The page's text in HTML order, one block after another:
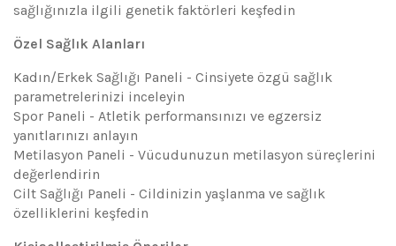
sağlığınızla ilgili genetik faktörleri keşfedin
Özel Sağlık Alanları
Kadın/Erkek Sağlığı Paneli - Cinsiyete özgü sağlık
parametrelerinizi inceleyin
Spor Paneli - Atletik performansınızı ve egzersiz
yanıtlarınızı anlayın
Metilasyon Paneli - Vücudunuzun metilasyon süreçlerini
değerlendirin
Cilt Sağlığı Paneli - Cildinizin yaşlanma ve sağlık
özelliklerini keşfedin